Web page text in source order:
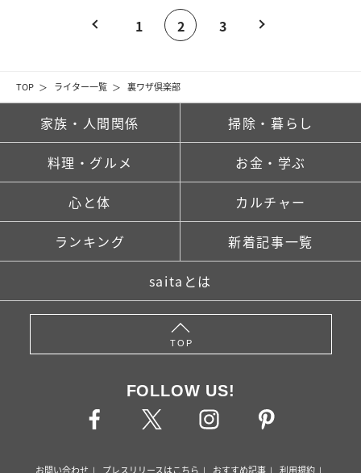
TOP ライター一覧 裏ワザ倶楽部
1 2 3
家族・人間関係 掃除・暮らし
料理・グルメ お金・学ぶ
心と体 カルチャー
ランキング 新着記事一覧
saitaとは
TOP
FOLLOW US!
お問い合わせ プレスリリースはこちら おすすめ記事 利用規約